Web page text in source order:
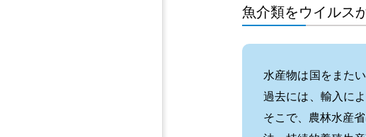
魚介類をウイルス
水産物は国をまた
過去には、輸入に
そこで、農林水産